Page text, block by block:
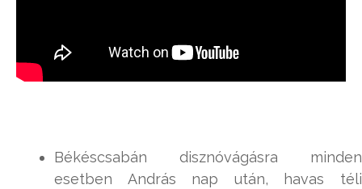
Békéscsabán disznóvágásra minden
esetben András nap után, havas téli